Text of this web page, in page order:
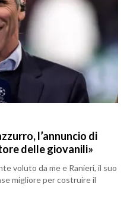
l’annuncio di
delle giovanili»
voluto da me e Ranieri, il suo
migliore per costruire il